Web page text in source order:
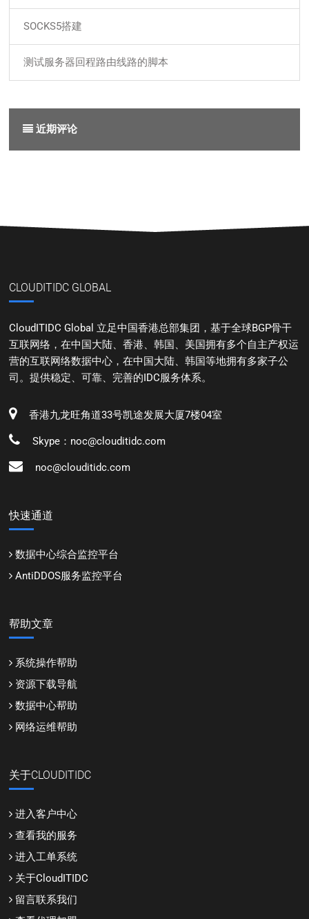
SOCKS5搭建
测试服务器回程路由线路的脚本
近期评论
CLOUDITIDC GLOBAL
CloudITIDC Global 立足中国香港总部集团，基于全球BGP骨干
互联网络，在中国大陆、香港、韩国、美国拥有多个自主产权运
营的互联网络数据中心，在中国大陆、韩国等地拥有多家子公
司。提供稳定、可靠、完善的IDC服务体系。
香港九龙旺角道33号凯途发展大厦7楼04室
Skype：noc@clouditidc.com
noc@clouditidc.com
快速通道
数据中心综合监控平台
AntiDDOS服务监控平台
帮助文章
系统操作帮助
资源下载导航
数据中心帮助
网络运维帮助
关于CLOUDITIDC
进入客户中心
查看我的服务
进入工单系统
关于CloudITIDC
留言联系我们